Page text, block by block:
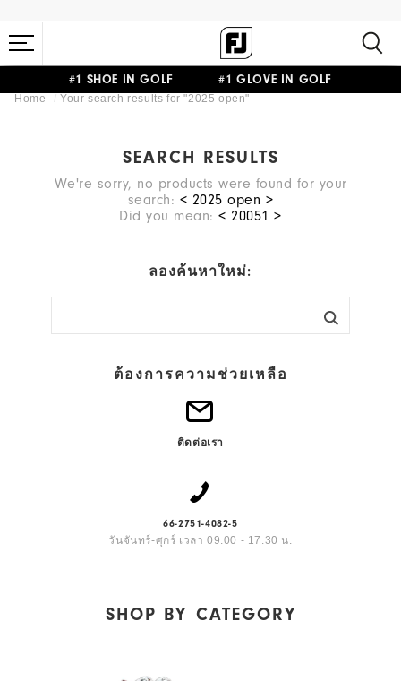
#1 SHOE IN GOLF #1 GLOVE IN GOLF
Home Your search results for "2025 open"
SEARCH RESULTS
We're sorry, no products were found for your
search: < 2025 open >
Did you mean:< 20051 >
ลองค้นหาใหม่:
ต้องการความช่วยเหลือ
ติดต่อเรา
66-2751-4082-5
วันจันทร์-ศุกร์ เวลา 09.00 - 17.30 น.
SHOP BY CATEGORY